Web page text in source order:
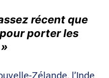
récent que
porter les